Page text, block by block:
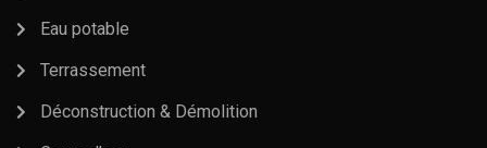
Eau potable
Terrassement
Déconstruction & Démolition